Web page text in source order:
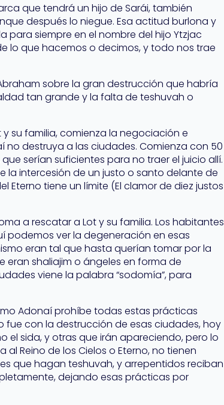
que tendrá un hijo de Sarái, también
después lo niegue. Esa actitud burlona y
siempre en el nombre del hijo Ytzjac
lo que hacemos o decimos, y todo nos trae
Abraham sobre la gran destrucción que habría
tan grande y la falta de teshuvah o
y su familia, comienza la negociación e
destruya a las ciudades. Comienza con 50
serían suficientes para no traer el juicio allí.
la intercesión de un justo o santo delante de
Eterno tiene un límite (El clamor de diez justos
a rescatar a Lot y su familia. Los habitantes
podemos ver la degeneración en esas
eran tal que hasta querían tomar por la
eran shaliajim o ángeles en forma de
viene la palabra “sodomía”, para
Adonaí prohíbe todas estas prácticas
fue con la destrucción de esas ciudades, hoy
el sida, y otras que irán apareciendo, pero lo
Reino de los Cielos o Eterno, no tienen
que hagan teshuvah, y arrepentidos reciban
dejando esas prácticas por